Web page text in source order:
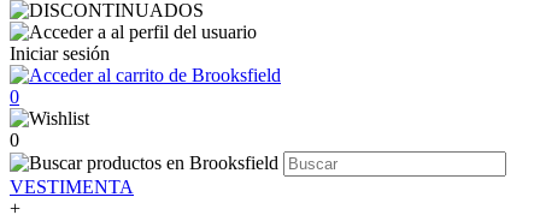
Iniciar sesión
0
0
VESTIMENTA
+